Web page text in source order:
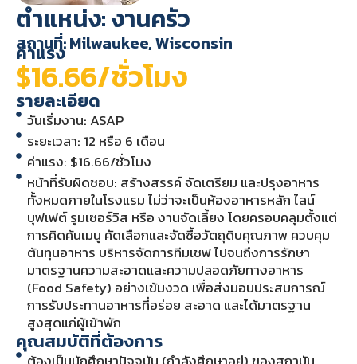
ตำแหน่ง: งานครัว
สถานที่: Milwaukee, Wisconsin
ค่าแรง
$16.66/ชั่วโมง
รายละเอียด
วันเริ่มงาน: ASAP
ระยะเวลา: 12 หรือ 6 เดือน
ค่าแรง: $16.66/ชั่วโมง
หน้าที่รับผิดชอบ: สร้างสรรค์ จัดเตรียม และปรุงอาหาร
ทั้งหมดภายในโรงแรม ไม่ว่าจะเป็นห้องอาหารหลัก ไลน์
บุฟเฟต์ รูมเซอร์วิส หรือ งานจัดเลี้ยง โดยครอบคลุมตั้งแต่
การคิดค้นเมนู คัดเลือกและจัดซื้อวัตถุดิบคุณภาพ ควบคุม
ต้นทุนอาหาร บริหารจัดการทีมเชฟ ไปจนถึงการรักษา
มาตรฐานความสะอาดและความปลอดภัยทางอาหาร
(Food Safety) อย่างเข้มงวด เพื่อส่งมอบประสบการณ์
การรับประทานอาหารที่อร่อย สะอาด และได้มาตรฐาน
สูงสุดแก่ผู้เข้าพัก
คุณสมบัติที่ต้องการ